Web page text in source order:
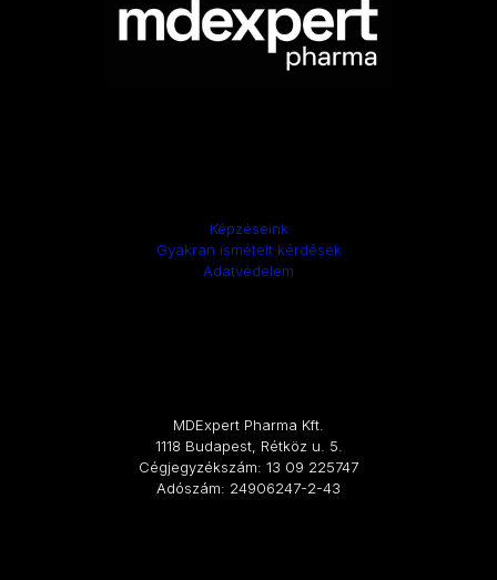
Képzéseink
Gyakran ismételt kérdések
Adatvédelem
MDExpert Pharma Kft.
1118 Budapest, Rétköz u. 5.
Cégjegyzékszám: 13 09 225747
Adószám: 24906247-2-43